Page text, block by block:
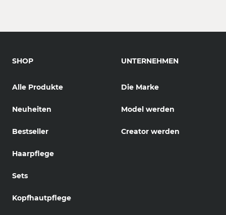
SHOP
Alle Produkte
Neuheiten
Bestseller
Haarpflege
Sets
Kopfhautpflege
UNTERNEHMEN
Die Marke
Model werden
Creator werden